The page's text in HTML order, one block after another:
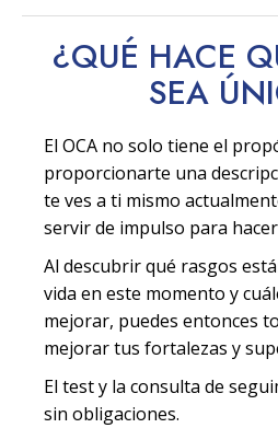
¿QUÉ HACE
SEA
El OCA no solo tiene el
proporcionarte una
te ves a ti mismo
servir de impulso para
Al descubrir qué rasgos
vida en este momento y
mejorar, puedes entonces
mejorar tus fortalezas y
El test y la consulta de
sin obligaciones.